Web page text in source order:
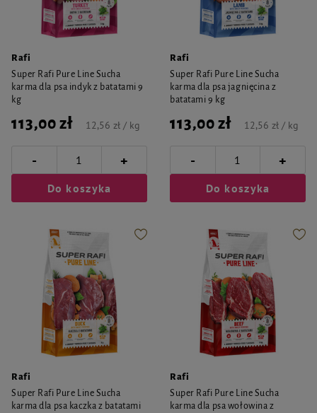
Rafi
Super Rafi Pure Line Sucha
karma dla psa indyk z batatami 9
kg
113,00 zł 12,56 zł / kg
- +
Do koszyka
Rafi
Super Rafi Pure Line Sucha
karma dla psa jagnięcina z
batatami 9 kg
113,00 zł 12,56 zł / kg
- +
Do koszyka
Rafi
Super Rafi Pure Line Sucha
karma dla psa kaczka z batatami
Rafi
Super Rafi Pure Line Sucha
karma dla psa wołowina z